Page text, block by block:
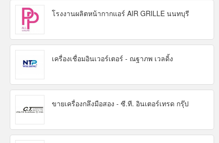
โรงงานผลิตหน้ากากแอร์ AIR GRILLE นนทบุรี
เครื่องเชื่อมอินเวอร์เตอร์ - ณฐาภพ เวลดิ้ง
ขายเครื่องกลึงมือสอง - ซี.ที. อินเตอร์เทรด กรุ๊ป